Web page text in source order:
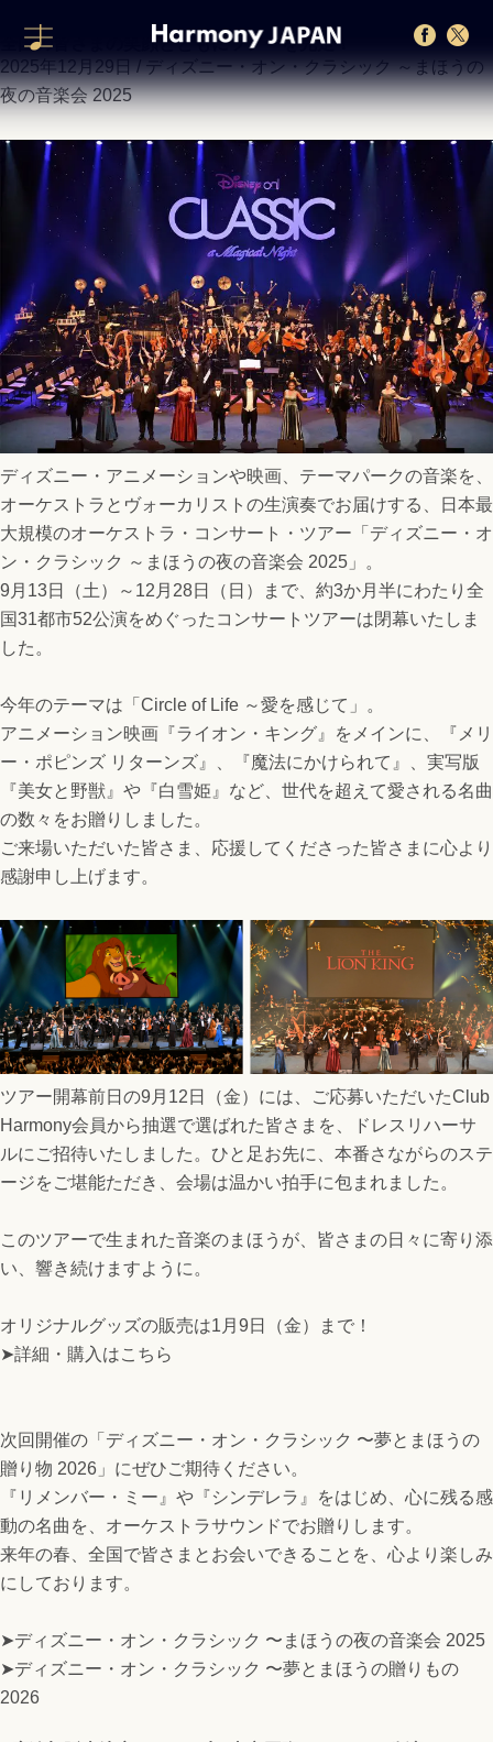
音楽会 2025」の記事
全国の皆さまの笑顔とともにツアーを完走！
2025年12月29日 /ディズニー・オン・クラシック ～まほうの
夜の音楽会 2025
ディズニー・アニメーションや映画、テーマパークの音楽を、
オーケストラとヴォーカリストの生演奏でお届けする、日本最
大規模のオーケストラ・コンサート・ツアー「ディズニー・オ
ン・クラシック ～まほうの夜の音楽会 2025」。
9月13日（土）～12月28日（日）まで、 約3か月半にわたり全
国31都市52公演をめぐったコンサートツアーは閉幕いたしま
した。
今年のテーマは「Circle of Life ～愛を感じて」。
アニメーション映画『ライオン・キング』をメインに、『メリ
ー・ポピンズ リターンズ』、『魔法にかけられて』、実写版
『美女と野獣』や『白雪姫』など、世代を超えて愛される名曲
の数々をお贈りしました。
ご来場いただいた皆さま、応援してくださった皆さまに心より
感謝申し上げます。
ツアー開幕前日の9月12日（金）には、ご応募いただいたClub
Harmony会員から抽選で選ばれた皆さまを、ドレスリハーサ
ルにご招待いたしました。ひと足お先に、本番さながらのステ
ージをご堪能ただき、会場は温かい拍手に包まれました。
このツアーで生まれた音楽のまほうが、皆さまの日々に寄り添
い、響き続けますように。
オリジナルグッズの販売は1月9日（金）まで！
➤詳細・購入はこちら
次回開催の「ディズニー・オン・クラシック 〜夢とまほうの
贈り物 2026」にぜひご期待ください。
『リメンバー・ミー』や『シンデレラ』をはじめ、心に残る感
動の名曲を、オーケストラサウンドでお贈りします。
来年の春、全国で皆さまとお会いできることを、心より楽しみ
にしております。
➤ディズニー・オン・クラシック 〜まほうの夜の音楽会 2025
➤ディズニー・オン・クラシック 〜夢とまほうの贈りもの
2026